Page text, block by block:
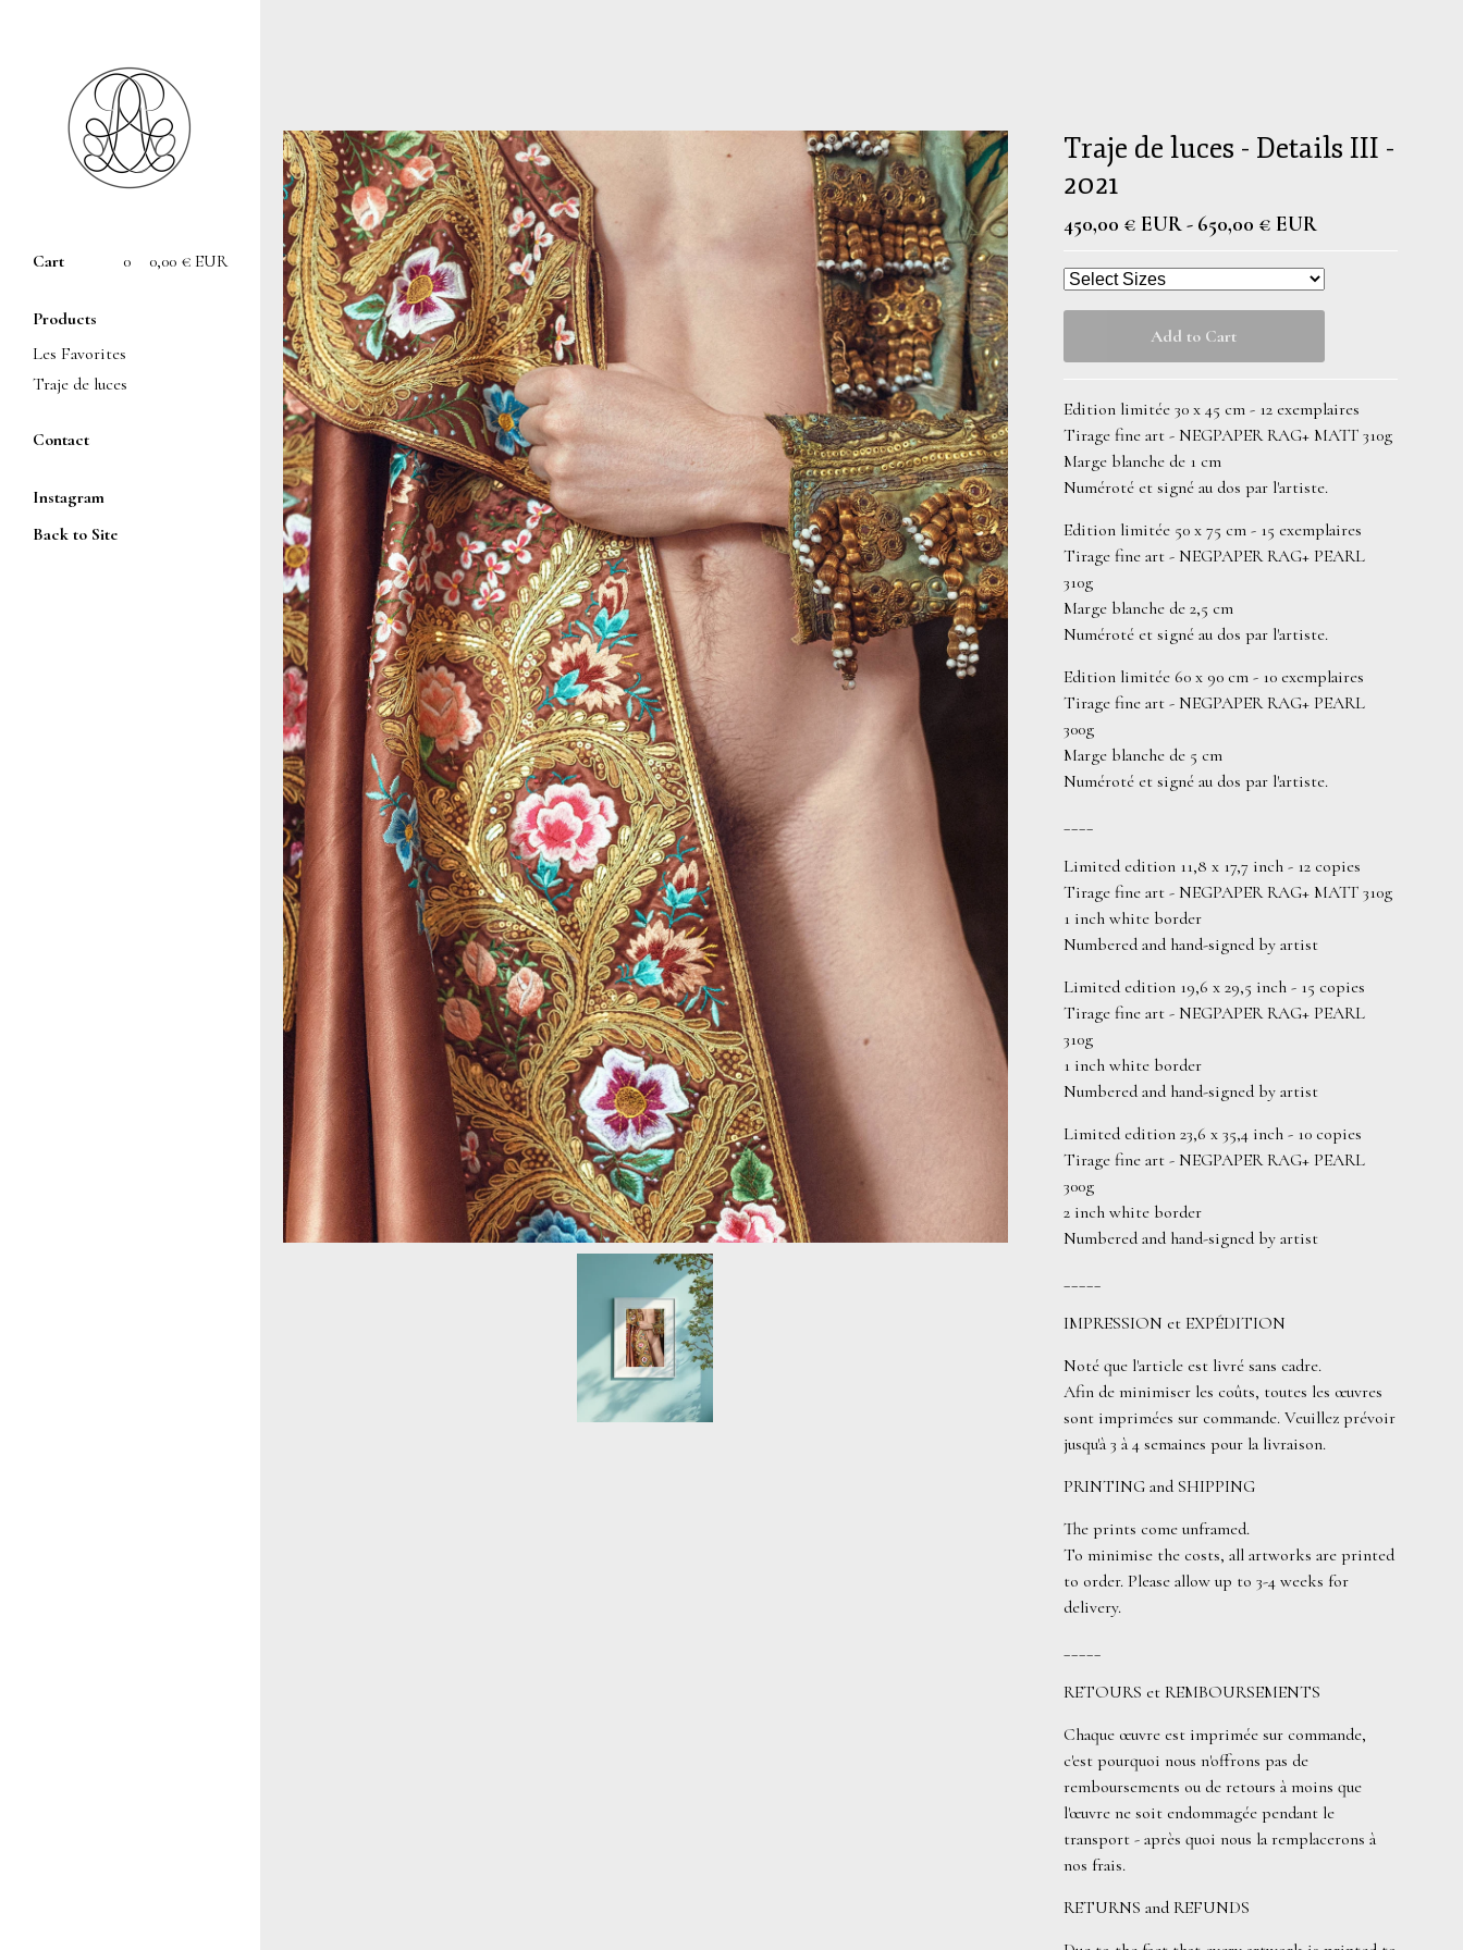
Cart 0,00 € EUR
0
Products
Les Favorites
Traje de luces
Contact
Instagram
Back to Site
Traje de luces - Details III -
2021
450,00 € EUR- 650,00 € EUR
Add to Cart
Edition limitée 30 x 45 cm - 12 exemplaires
Tirage fine art - NEGPAPER RAG+ MATT 310g
Marge blanche de 1 cm
Numéroté et signé au dos par l'artiste.
Edition limitée 50 x 75 cm - 15 exemplaires
Tirage fine art - NEGPAPER RAG+ PEARL
310g
Marge blanche de 2,5 cm
Numéroté et signé au dos par l'artiste.
Edition limitée 60 x 90 cm - 10 exemplaires
Tirage fine art - NEGPAPER RAG+ PEARL
300g
Marge blanche de 5 cm
Numéroté et signé au dos par l'artiste.
____
Limited edition 11,8 x 17,7 inch - 12 copies
Tirage fine art - NEGPAPER RAG+ MATT 310g
1 inch white border
Numbered and hand-signed by artist
Limited edition 19,6 x 29,5 inch - 15 copies
Tirage fine art - NEGPAPER RAG+ PEARL
310g
1 inch white border
Numbered and hand-signed by artist
Limited edition 23,6 x 35,4 inch - 10 copies
Tirage fine art - NEGPAPER RAG+ PEARL
300g
2 inch white border
Numbered and hand-signed by artist
_____
IMPRESSION et EXPÉDITION
Noté que l'article est livré sans cadre.
Afin de minimiser les coûts, toutes les œuvres
sont imprimées sur commande. Veuillez prévoir
jusqu'à 3 à 4 semaines pour la livraison.
PRINTING and SHIPPING
The prints come unframed.
To minimise the costs, all artworks are printed
to order. Please allow up to 3-4 weeks for
delivery.
_____
RETOURS et REMBOURSEMENTS
Chaque œuvre est imprimée sur commande,
c'est pourquoi nous n'offrons pas de
remboursements ou de retours à moins que
l'œuvre ne soit endommagée pendant le
transport - après quoi nous la remplacerons à
nos frais.
RETURNS and REFUNDS